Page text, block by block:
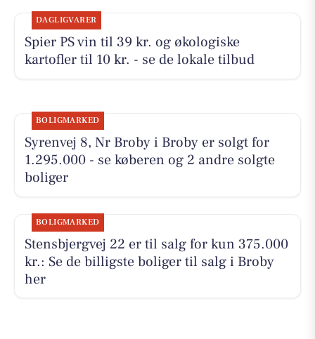
DAGLIGVARER
Spier PS vin til 39 kr. og økologiske
kartofler til 10 kr. - se de lokale tilbud
BOLIGMARKED
Syrenvej 8, Nr Broby i Broby er solgt for
1.295.000 - se køberen og 2 andre solgte
boliger
BOLIGMARKED
Stensbjergvej 22 er til salg for kun 375.000
kr.: Se de billigste boliger til salg i Broby
her